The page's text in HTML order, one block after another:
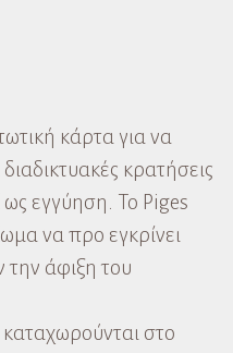
κάρτα για να
κρατήσεις
ως εγγύηση. Το Piges
να προ εγκρίνει
την άφιξη του
στο